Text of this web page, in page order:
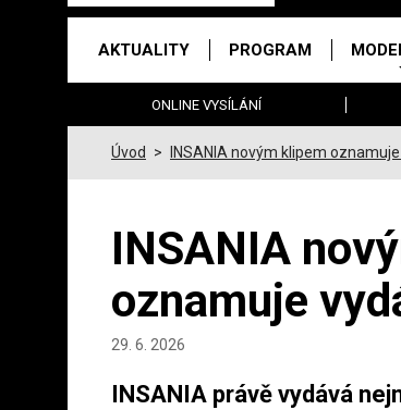
menu
AKTUALITY PROGRAM
ONLINE VYSÍLÁNÍ
Úvod > INSANIA novým klipem
INSANIA
oznamuje
29. 6. 2026
INSANIA právě vydává